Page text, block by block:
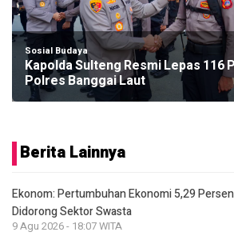
Sosial Budaya
Kapolda Sulteng Resmi Lepas 116
Polres Banggai Laut
Berita Lainnya
Ekonom: Pertumbuhan Ekonomi 5,29
Didorong Sektor Swasta
9 Agu 2026 - 18:07 WITA